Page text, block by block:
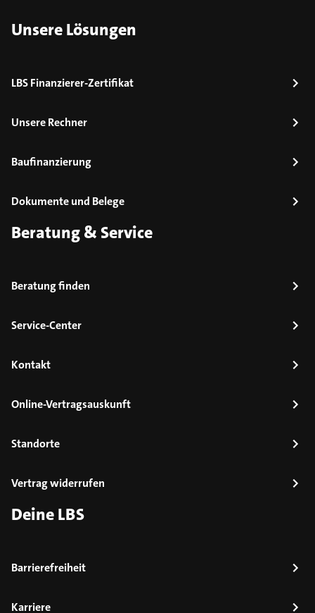
Unsere Lösungen
LBS Finanzierer-Zertifikat
Unsere Rechner
Baufinanzierung
Dokumente und Belege
Beratung & Service
Beratung finden
Service-Center
Kontakt
Online-Vertragsauskunft
Standorte
Vertrag widerrufen
Deine LBS
Barrierefreiheit
Karriere